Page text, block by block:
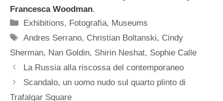
Francesca Woodman.
Categorie
Exhibitions, Fotografia, Museums
Tag
Andres Serrano, Christian Boltanski, Cindy
Sherman, Nan Goldin, Shirin Neshat, Sophie Calle
La Russia alla riscossa del contemporaneo
Scandalo, un uomo nudo sul quarto plinto di
Trafalgar Square